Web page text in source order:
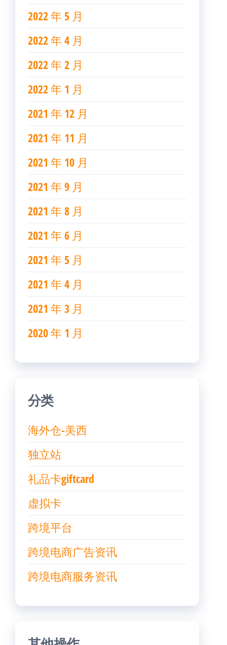
2022 年 5 月
2022 年 4 月
2022 年 2 月
2022 年 1 月
2021 年 12 月
2021 年 11 月
2021 年 10 月
2021 年 9 月
2021 年 8 月
2021 年 6 月
2021 年 5 月
2021 年 4 月
2021 年 3 月
2020 年 1 月
分类
海外仓-美西
独立站
礼品卡giftcard
虚拟卡
跨境平台
跨境电商广告资讯
跨境电商服务资讯